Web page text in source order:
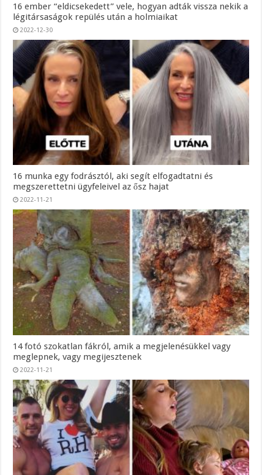
16 ember “eldicsekedett” vele, hogyan adták vissza nekik a
légitársaságok repülés után a holmiaikat
2022-12-30
16 munka egy fodrásztól, aki segít elfogadtatni és
megszerettetni ügyfeleivel az ősz hajat
2022-11-21
14 fotó szokatlan fákról, amik a megjelenésükkel vagy
meglepnek, vagy megijesztenek
2022-11-21